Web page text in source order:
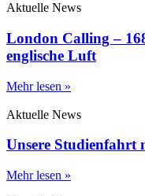
Aktuelle News
London Calling –
englische Luft
Mehr lesen »
Aktuelle News
Unsere Studienfahrt
Mehr lesen »